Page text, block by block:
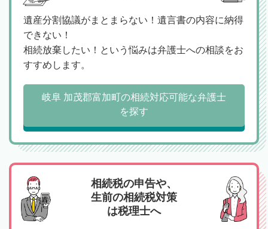
遺産分割協議がまとまらない！遺言書の内容に納得
できない！
相続放棄したい！という悩みは弁護士への相談をお
すすめします。
岐阜 加茂郡富加町の相続対応可能な弁護士
を探す
相続税の申告や、
生前の相続税対策
は税理士へ